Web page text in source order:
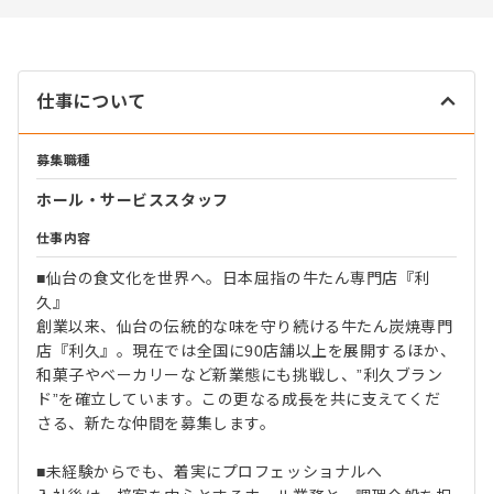
仕事について
募集職種
ホール・サービススタッフ
仕事内容
■仙台の食文化を世界へ。日本屈指の牛たん専門店『利
久』
創業以来、仙台の伝統的な味を守り続ける牛たん炭焼専門
店『利久』。現在では全国に90店舗以上を展開するほか、
和菓子やベーカリーなど新業態にも挑戦し、”利久ブラン
ド”を確立しています。この更なる成長を共に支えてくだ
さる、新たな仲間を募集します。
■未経験からでも、着実にプロフェッショナルへ